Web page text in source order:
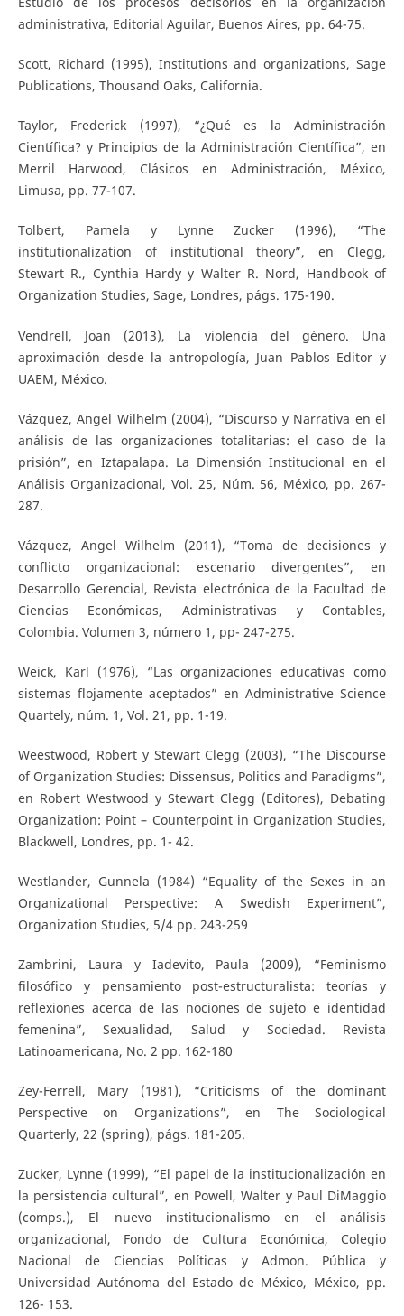
administrativa, Editorial Aguilar, Buenos Aires, pp. 64-75.
Scott, Richard (1995), Institutions and organizations, Sage
Publications, Thousand Oaks, California.
Taylor, Frederick (1997), “¿Qué es la Administración
Científica? y Principios de la Administración Científica”, en
Merril Harwood, Clásicos en Administración, México,
Limusa, pp. 77-107.
Tolbert, Pamela y Lynne Zucker (1996), “The
institutionalization of institutional theory”, en Clegg,
Stewart R., Cynthia Hardy y Walter R. Nord, Handbook of
Organization Studies, Sage, Londres, págs. 175-190.
Vendrell, Joan (2013), La violencia del género. Una
aproximación desde la antropología, Juan Pablos Editor y
UAEM, México.
Vázquez, Angel Wilhelm (2004), “Discurso y Narrativa en el
análisis de las organizaciones totalitarias: el caso de la
prisión”, en Iztapalapa. La Dimensión Institucional en el
Análisis Organizacional, Vol. 25, Núm. 56, México, pp. 267-
287.
Vázquez, Angel Wilhelm (2011), “Toma de decisiones y
conflicto organizacional: escenario divergentes”, en
Desarrollo Gerencial, Revista electrónica de la Facultad de
Ciencias Económicas, Administrativas y Contables,
Colombia. Volumen 3, número 1, pp- 247-275.
Weick, Karl (1976), “Las organizaciones educativas como
sistemas flojamente aceptados” en Administrative Science
Quartely, núm. 1, Vol. 21, pp. 1-19.
Weestwood, Robert y Stewart Clegg (2003), “The Discourse
of Organization Studies: Dissensus, Politics and Paradigms”,
en Robert Westwood y Stewart Clegg (Editores), Debating
Organization: Point – Counterpoint in Organization Studies,
Blackwell, Londres, pp. 1- 42.
Westlander, Gunnela (1984) “Equality of the Sexes in an
Organizational Perspective: A Swedish Experiment”,
Organization Studies, 5/4 pp. 243-259
Zambrini, Laura y Iadevito, Paula (2009), “Feminismo
filosófico y pensamiento post-estructuralista: teorías y
reflexiones acerca de las nociones de sujeto e identidad
femenina”, Sexualidad, Salud y Sociedad. Revista
Latinoamericana, No. 2 pp. 162-180
Zey-Ferrell, Mary (1981), “Criticisms of the dominant
Perspective on Organizations”, en The Sociological
Quarterly, 22 (spring), págs. 181-205.
Zucker, Lynne (1999), “El papel de la institucionalización en
la persistencia cultural”, en Powell, Walter y Paul DiMaggio
(comps.), El nuevo institucionalismo en el análisis
organizacional, Fondo de Cultura Económica, Colegio
Nacional de Ciencias Políticas y Admon. Pública y
Universidad Autónoma del Estado de México, México, pp.
126- 153.